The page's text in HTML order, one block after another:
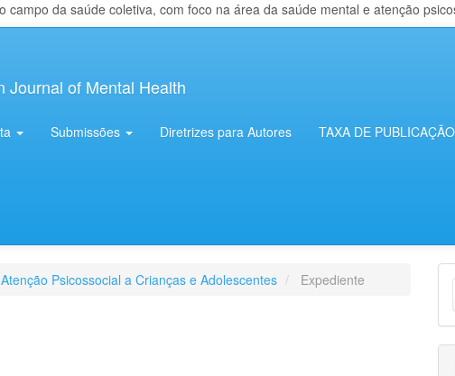
da saúde coletiva, com foco na área da saúde mental e atenção
Journal of Mental Health
Submissões Diretrizes para Autores TAXA DE PUBLICAÇÃO
Psicossocial a Crianças e Adolescentes Expediente